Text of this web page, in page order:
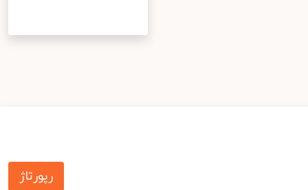
رپورتاژ